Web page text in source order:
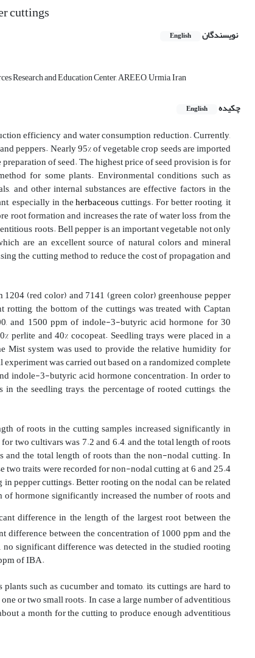
cuttings
نویسندگان English
Research and Education Center, AREEO, Urmia, Iran
چکیده
English
efficiency and water consumption reduction. Currently,
peppers. Nearly 95% of vegetable crop seeds are imported
of seed. The highest price of seed provision is for
for some plants. Environmental conditions such as
and otherinternalsubstances are effective factors in the
especially in theherbaceouscuttings. For better rooting, it
root formation and increases the rate of water loss from the
roots. Bell pepper is an important vegetable not only
are an excellent source of natural colors and mineral
the cutting method to reduce the cost of propagation and
(red color) and 7141 (green color) greenhouse pepper
the bottom of the cuttings was treated with Captan
and 1500 ppm of indole-3-butyric acid hormone for 30
perlite and 40% cocopeat. Seedling trays were placed in a
Mist system was used to provide the relative humidity for
experiment wascarried outbased on a randomized complete
indole-3-butyric acid hormone concentration.In order to
the seedling trays, the percentage of rooted cuttings, the
of roots in the cutting samples increased significantly in
two cultivars was 7.2 and 6.4, and the total length of roots
and the total length of roots than the non-nodal cutting.In
two traits were recorded for non-nodal cutting at 6 and 25.4
in pepper cuttings.Better rooting on the nodal can be related
hormone significantly increased the number of roots and
difference in the length of the largest root between the
between the concentration of 1000 ppm and the
significant difference was detected in the studied rooting
of IBA.
such as cucumber and tomato, its cuttings are hard to
or two small roots.In case a large number of adventitious
a month for the cutting to produce enough adventitious